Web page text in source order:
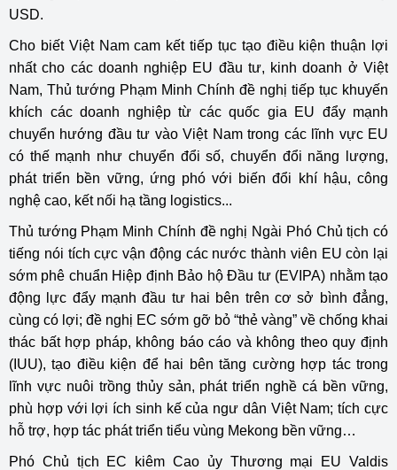
USD.
Cho biết Việt Nam cam kết tiếp tục tạo điều kiện thuận lợi
nhất cho các doanh nghiệp EU đầu tư, kinh doanh ở Việt
Nam, Thủ tướng Phạm Minh Chính đề nghị tiếp tục khuyến
khích các doanh nghiệp từ các quốc gia EU đẩy mạnh
chuyển hướng đầu tư vào Việt Nam trong các lĩnh vực EU
có thế mạnh như chuyển đổi số, chuyển đổi năng lượng,
phát triển bền vững, ứng phó với biến đổi khí hậu, công
nghệ cao, kết nối hạ tầng logistics...
Thủ tướng Phạm Minh Chính đề nghị Ngài Phó Chủ tịch có
tiếng nói tích cực vận động các nước thành viên EU còn lại
sớm phê chuẩn Hiệp định Bảo hộ Đầu tư (EVIPA) nhằm tạo
động lực đẩy mạnh đầu tư hai bên trên cơ sở bình đẳng,
cùng có lợi; đề nghị EC sớm gỡ bỏ “thẻ vàng” về chống khai
thác bất hợp pháp, không báo cáo và không theo quy định
(IUU), tạo điều kiện để hai bên tăng cường hợp tác trong
lĩnh vực nuôi trồng thủy sản, phát triển nghề cá bền vững,
phù hợp với lợi ích sinh kế của ngư dân Việt Nam; tích cực
hỗ trợ, hợp tác phát triển tiểu vùng Mekong bền vững…
Phó Chủ tịch EC kiêm Cao ủy Thương mại EU Valdis